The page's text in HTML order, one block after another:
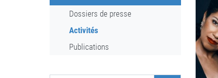
Dossiers de presse
Activités
Publications